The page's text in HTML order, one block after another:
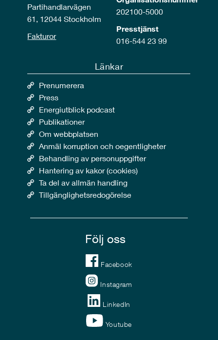
Partihandlarvägen
61, 12044 Stockholm
Fakturor
202100-5000
Presstjänst
016-544 23 99
Länkar
Prenumerera
Press
Energiutblick podcast
Publikationer
Om webbplatsen
Anmäl korruption och oegentligheter
Behandling av personuppgifter
Hantering av kakor (cookies)
Ta del av allmän handling
Tillgänglighetsredogörelse
Följ oss
Facebook
Instagram
LinkedIn
Youtube